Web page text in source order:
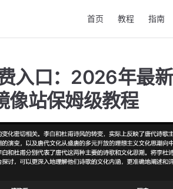
首页 教程 指南
入口：2026年最
像站保姆级教程